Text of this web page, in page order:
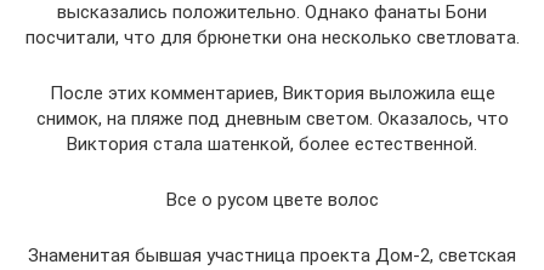
высказались положительно. Однако фанаты Бони
посчитали, что для брюнетки она несколько светловата.
После этих комментариев, Виктория выложила еще
снимок, на пляже под дневным светом. Оказалось, что
Виктория стала шатенкой, более естественной.
Все о русом цвете волос
Знаменитая бывшая участница проекта Дом-2, светская